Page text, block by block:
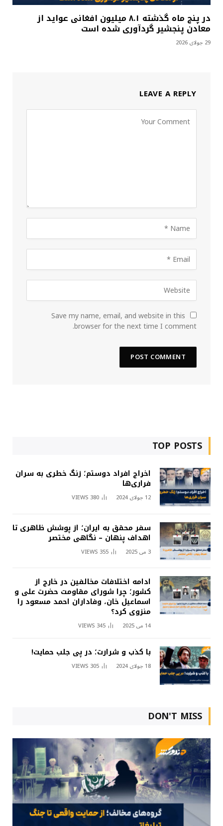
در پنج ماه گذشته ۸.۱ میلیون افغانی عواید از
معادن پنجشیر گردآوری شده است
29 جولای 2026
LEAVE A REPLY
Save my name, email, and website in this
browser for the next time I comment.
TOP POSTS
اخراج افراد دوستم؛ زنگ خطری به سران
فراری‌ها
12 جولای 2024 380
VIEWS
سفر محقق به ایران؛ از پوشش ظاهری تا
اهداف پنهان – نگاهی مختصر
3 می 2025 355
VIEWS
ادامه اختلافات مخالفین در خارج از
کشور؛ چرا شورای مقاومت حضرت علی و
اسماعیل خان، وفاداران احمد مسعود را
منزوی کرد؟
14 می 2025 345
VIEWS
با کذب و شرارت؛ در پی جلب حمایت!
18 جولای 2024 305
VIEWS
DON'T MISS